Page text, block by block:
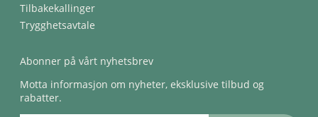
Tilbakekallinger
Trygghetsavtale
Abonner på vårt nyhetsbrev
Motta informasjon om nyheter, eksklusive tilbud og
rabatter.